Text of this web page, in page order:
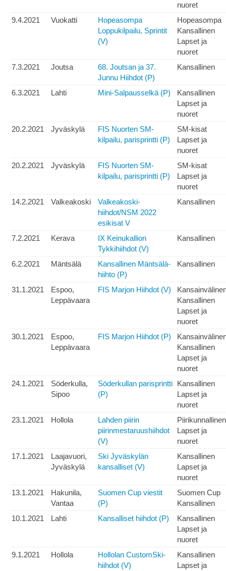
nuoret
9.4.2021
Vuokatti
Hopeasompa
Loppukilpailu, Sprintit
(V)
Hopeasompa
Kansallinen
Lapset ja
nuoret
7.3.2021
Joutsa
68. Joutsan ja 37.
Junnu Hiihdot (P)
Kansallinen
6.3.2021 Lahti Mini-Salpausselkä (P)
Kansallinen
Lapset ja
nuoret
20.2.2021
Jyväskylä
FIS Nuorten SM-
kilpailu, parisprintti (P)
SM-kisat
Lapset ja
nuoret
20.2.2021
Jyväskylä
FIS Nuorten SM-
kilpailu, parisprintti (P)
SM-kisat
Lapset ja
nuoret
14.2.2021
Valkeakoski
Valkeakoski-
hiihdot/NSM 2022
esikisat V
Kansallinen
7.2.2021 Kerava
IX Keinukallion
Tykkihiihdot (V)
Kansallinen
6.2.2021 Mäntsälä
Kansallinen Mäntsälä-
hiihto (P)
Kansallinen
31.1.2021
Espoo,
Leppävaara
FIS Marjon Hiihdot (V)
Kansallinen
Lapset ja
nuoret
30.1.2021
Espoo,
Leppävaara
FIS Marjon Hiihdot (P)
Kansallinen
Lapset ja
nuoret
24.1.2021
Söderkulla,
Sipoo
Söderkullan parisprintti
(P)
Kansallinen
Lapset ja
nuoret
23.1.2021
Hollola
Lahden piirin
piirinmestaruushiihdot
(V)
Piirikunnallinen
Lapset ja
nuoret
17.1.2021
Laajavuori,
Jyväskylä
Ski Jyväskylän
kansalliset (V)
Kansallinen
Lapset ja
nuoret
13.1.2021
Hakunila,
Vantaa
Suomen Cup viestit
(P)
Suomen Cup
Kansallinen
10.1.2021
Lahti Kansalliset hiihdot (P)
Kansallinen
Lapset ja
nuoret
9.1.2021
Hollola
Hollolan CustomSki-
hiihdot (V)
Kansallinen
Lapset ja